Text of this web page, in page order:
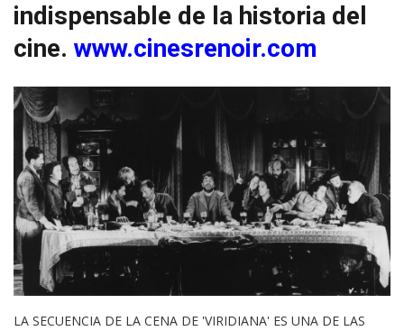
indispensable de la historia del
cine. www.cinesrenoir.com
LA SECUENCIA DE LA CENA DE 'VIRIDIANA' ES UNA DE LAS